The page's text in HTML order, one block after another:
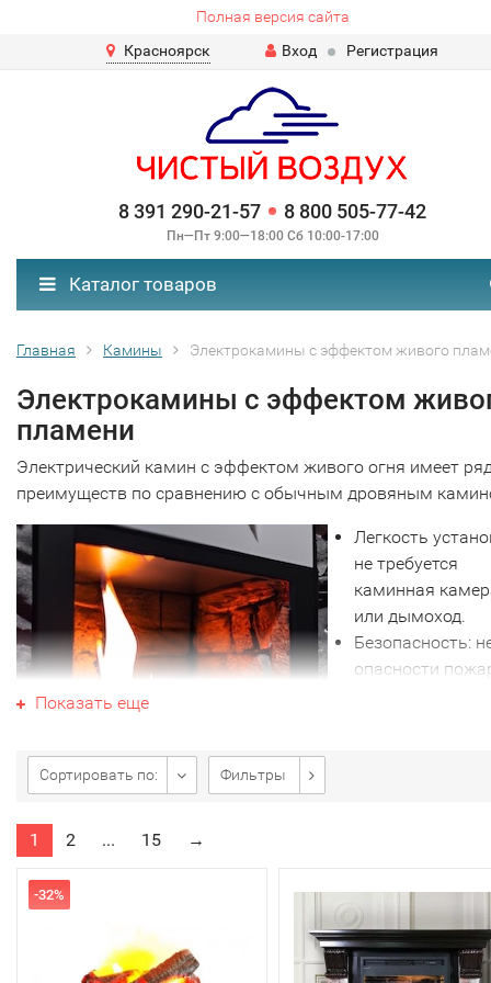
Полная версия сайта
Красноярск
Вход Регистрация
8 391 290-21-57 8 800 505-77-42
Пн—Пт 9:00—18:00 Сб 10:00-17:00
Каталог товаров
Главная Камины Электрокамины с эффектом живого
Электрокамины с эффектом
пламени
Электрический камин с эффектом живого огня имеет
преимуществ по сравнению с обычным дровяным
Легкость
не требуется
каминная
или дымоход.
Безопасность:
опасности
регулировать температуру в комнате и
теплом когда хотите.
Возможность использования в любое время года.
Имитация живого огня: за счет разных технологий
Показать еще
Сортировать по: Фильтры
1 2 ... 15 →
-32%